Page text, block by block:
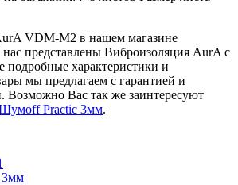
VDM-M2 в нашем магазине
представлены Виброизоляция AurA с
подробные характеристики и
мы предлагаем с гарантией и
Возможно Вас так же заинтересуют
Practic 3мм.